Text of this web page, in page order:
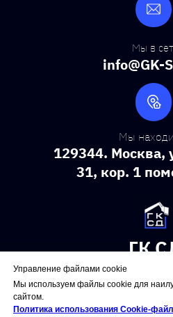
info@GK-
Мы в
129344. Москва,
31, кор. 1
Мы
ГК
Снос зданий и
ВРЕМЯ
Управление файлами cookie
Мы используем файлы cookie для
сайтом.
Политика использования Сookie-